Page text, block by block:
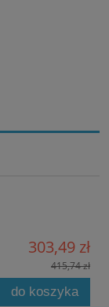
303,49 zł
415,74 zł
do koszyka